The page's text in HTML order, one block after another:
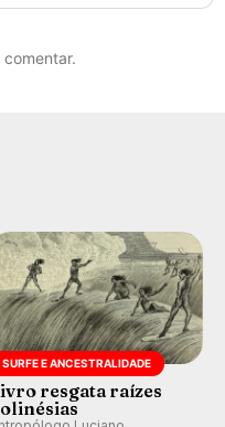
comentar.
SURFE E ANCESTRALIDADE
resgata raízes